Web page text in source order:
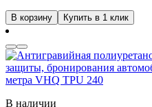
В корзину Купить в 1 клик
В наличии